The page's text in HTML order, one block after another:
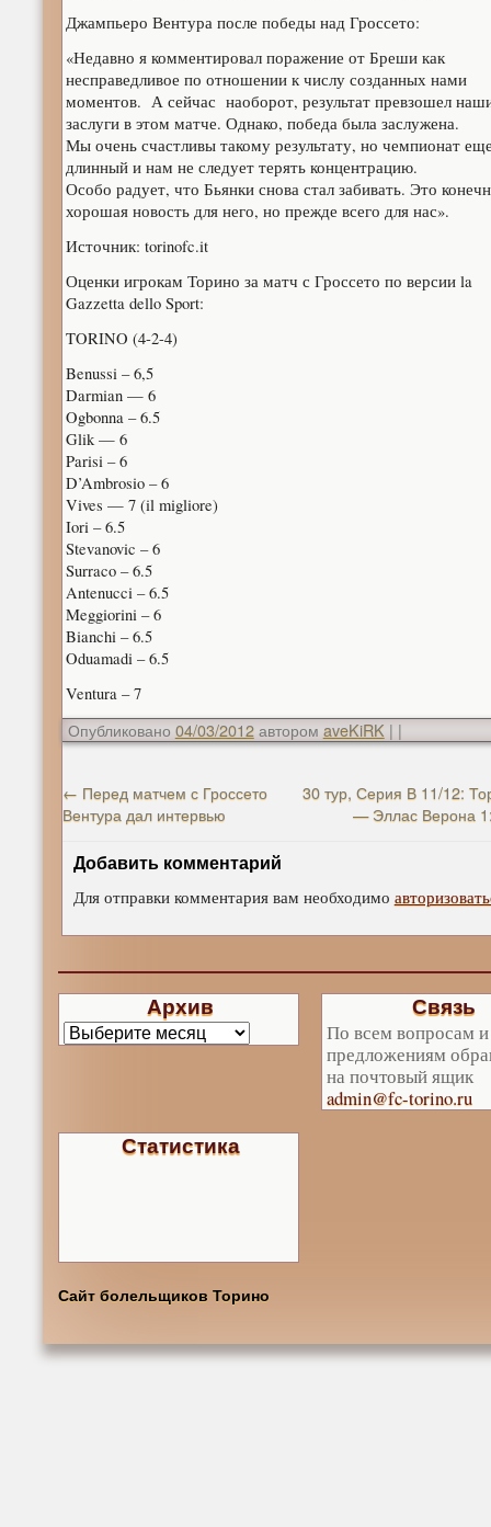
Джампьеро Вентура после победы над Гроссето:
«Недавно я комментировал поражение от Бреши как
несправедливое по отношении к числу созданных нами
моментов. А сейчас наоборот, результат превзошел
заслуги в этом матче. Однако, победа была заслужена.
Мы очень счастливы такому результату, но чемпионат
длинный и нам не следует терять концентрацию.
Особо радует, что Бьянки снова стал забивать. Это
хорошая новость для него, но прежде всего для нас».
Источник: torinofc.it
Оценки игрокам Торино за матч с Гроссето по версии la
Gazzetta dello Sport:
TORINO (4-2-4)
Benussi – 6,5
Darmian — 6
Ogbonna – 6.5
Glik — 6
Parisi – 6
D’Ambrosio – 6
Vives — 7 (il migliore)
Iori – 6.5
Stevanovic – 6
Surraco – 6.5
Antenucci – 6.5
Meggiorini – 6
Bianchi – 6.5
Oduamadi – 6.5
Ventura – 7
Опубликовано 04/03/2012 автором aveKiRK | |
← Перед матчем с Гроссето
Вентура дал интервью
30 тур, Серия В 11/12:
— Эллас Верона
Добавить комментарий
Для отправки комментария вам необходимо
Архив Связь
По всем вопросам и
предложениям
на почтовый ящик
admin@fc-torino.ru
Статистика
Сайт болельщиков Торино